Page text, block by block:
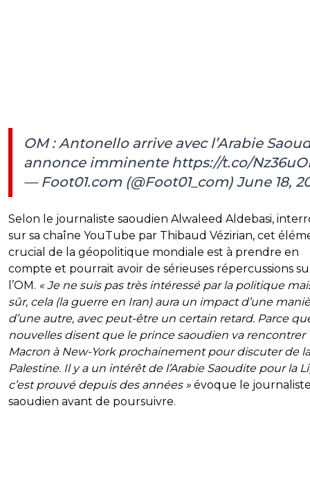
OM : Antonello arrive avec l’Arabie
annonce imminente https://t.co/
— Foot01.com (@Foot01_com) June 18,
Selon le journaliste saoudien Alwaleed Aldebasi,
sur sa chaîne YouTube par Thibaud Vézirian, cet
crucial de la géopolitique mondiale est à prendre en
compte et pourrait avoir de sérieuses répercussions
l’OM. « Je ne suis pas très intéressé par la politique
sûr, cela (la guerre en Iran) aura un impact d’une
d’une autre, avec peut-être un certain retard. Parce
nouvelles disent que le prince saoudien va rencontrer
Macron à New-York prochainement pour discuter de la
Palestine. Il y a un intérêt de l’Arabie Saoudite pour la
c’est prouvé depuis des années » évoque le
saoudien avant de poursuivre.